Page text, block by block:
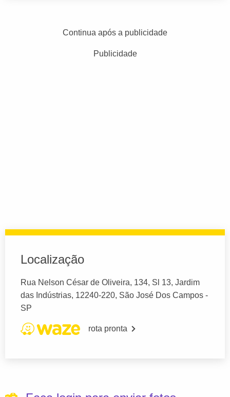
Continua após a publicidade
Publicidade
Localização
Rua Nelson César de Oliveira, 134, Sl 13, Jardim
das Indústrias, 12240-220, São José Dos Campos -
SP
rota pronta